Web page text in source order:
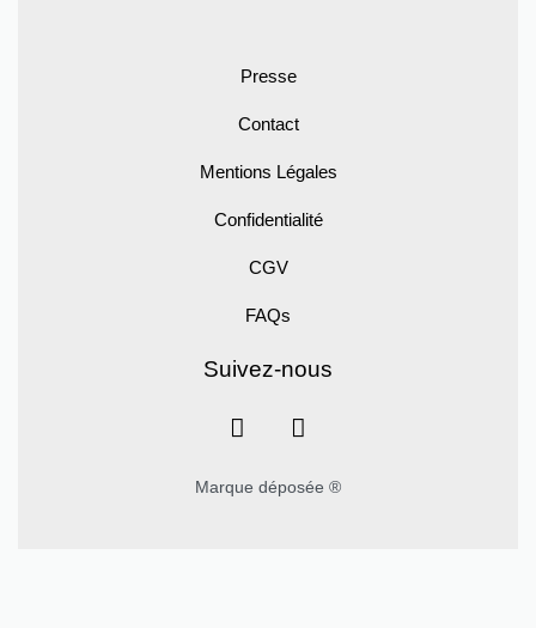
Presse
Contact
Mentions Légales
Confidentialité
CGV
FAQs
Suivez-nous
Marque déposée ®